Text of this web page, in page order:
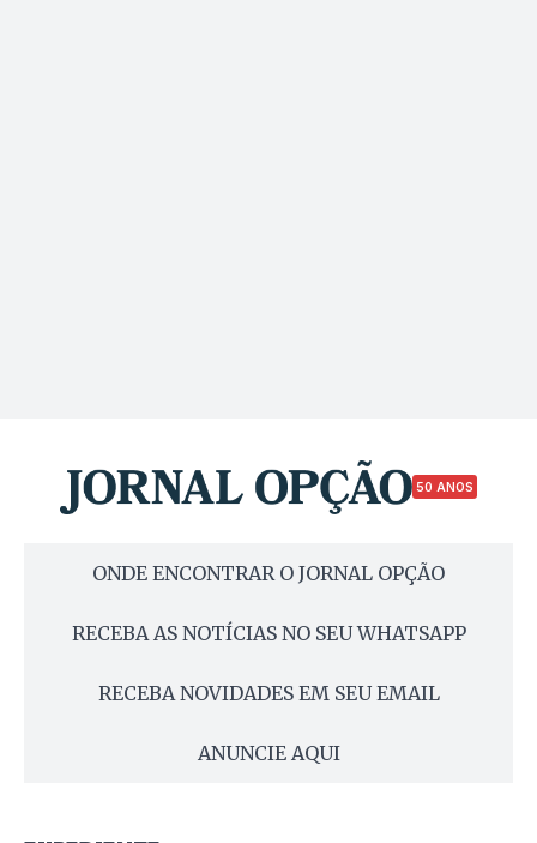
50 ANOS
ONDE ENCONTRAR O JORNAL OPÇÃO
RECEBA AS NOTÍCIAS NO SEU WHATSAPP
RECEBA NOVIDADES EM SEU EMAIL
ANUNCIE AQUI